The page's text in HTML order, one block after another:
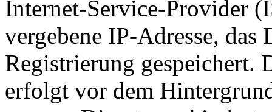
Internet-Service-Provider
vergebene IP-Adresse,
Registrierung gespeichert.
erfolgt vor dem